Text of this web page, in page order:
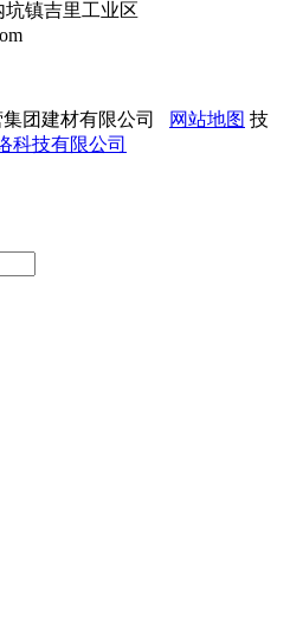
镇吉里工业区
集团建材有限公司 网站地图 技
科技有限公司